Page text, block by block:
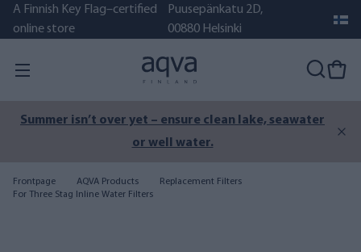
A Finnish Key Flag–certified
online store
Puusepänkatu 2D,
00880 Helsinki
Summer isn’t over yet – ensure clean lake, seawater
or well water.
Frontpage AQVA Products
Replacement Filters
For Three Stag Inline Water Filters